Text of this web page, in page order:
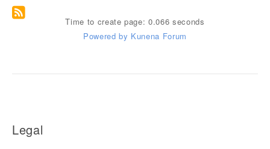
Time to create page: 0.066 seconds
Powered by Kunena Forum
Legal